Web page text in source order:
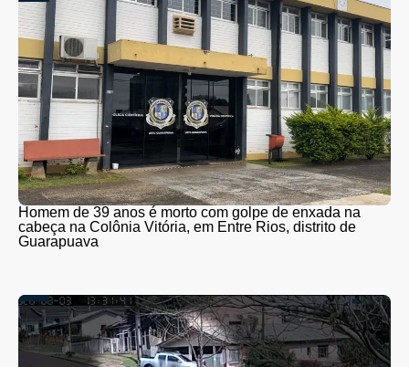
Homem de 39 anos é morto com golpe de enxada na
cabeça na Colônia Vitória, em Entre Rios, distrito de
Guarapuava